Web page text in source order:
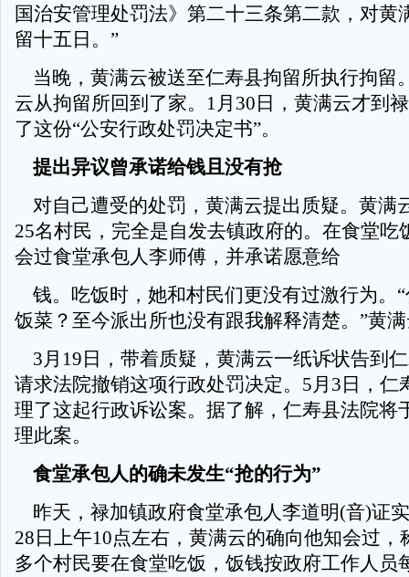
国治安管理处罚法》第二十三条第二款，对黄
留十五日。”
当晚，黄满云被送至仁寿县拘留所执行拘留
云从拘留所回到了家。1月30日，黄满云才到
了这份“公安行政处罚决定书”。
提出异议曾承诺给钱且没有抢
对自己遭受的处罚，黄满云提出质疑。黄满
25名村民，完全是自发去镇政府的。在食堂吃
会过食堂承包人李师傅，并承诺愿意给
钱。吃饭时，她和村民们更没有过激行为。
饭菜？至今派出所也没有跟我解释清楚。”黄
3月19日，带着质疑，黄满云一纸诉状告到
请求法院撤销这项行政处罚决定。5月3日，仁
理了这起行政诉讼案。据了解，仁寿县法院将
理此案。
食堂承包人的确未发生“抢的行为”
昨天，禄加镇政府食堂承包人李道明(音)证
28日上午10点左右，黄满云的确向他知会过，
多个村民要在食堂吃饭，饭钱按政府工作人员